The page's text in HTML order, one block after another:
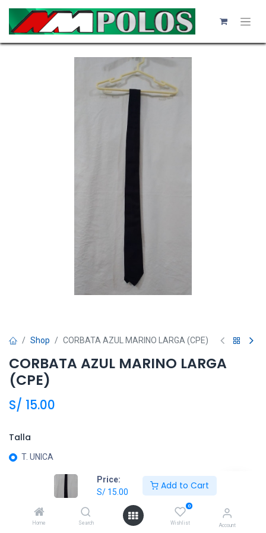
Price:
S/ 15.00
Add to Cart
Home Search
0
Wishlist Account
Shop CORBATA AZUL MARINO LARGA (CPE)
CORBATA AZUL MARINO LARGA
(CPE)
S/ 15.00
Talla
T. UNICA
Añadir al carrito
Agregar a la lista de deseos